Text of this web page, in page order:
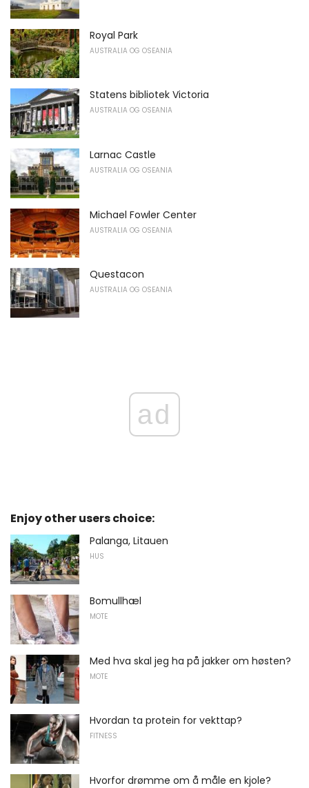
Royal Park
AUSTRALIA OG OSEANIA
Statens bibliotek Victoria
AUSTRALIA OG OSEANIA
Larnac Castle
AUSTRALIA OG OSEANIA
Michael Fowler Center
AUSTRALIA OG OSEANIA
Questacon
AUSTRALIA OG OSEANIA
ad
Enjoy other users choice:
Palanga, Litauen
HUS
Bomullhæl
MOTE
Med hva skal jeg ha på jakker om høsten?
MOTE
Hvordan ta protein for vekttap?
FITNESS
Hvorfor drømme om å måle en kjole?